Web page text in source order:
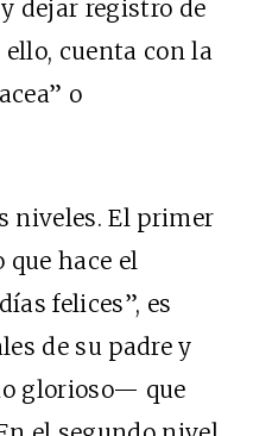
dejar registro de
ello, cuenta con la
o
niveles. El primer
hace el
felices”, es
de su padre y
glorioso— que